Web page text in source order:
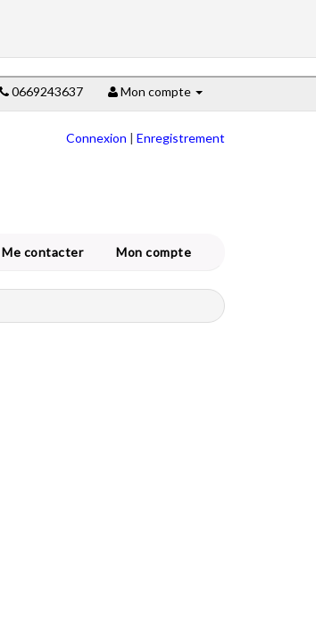
0669243637 Mon compte
Connexion | Enregistrement
Me contacter Mon compte